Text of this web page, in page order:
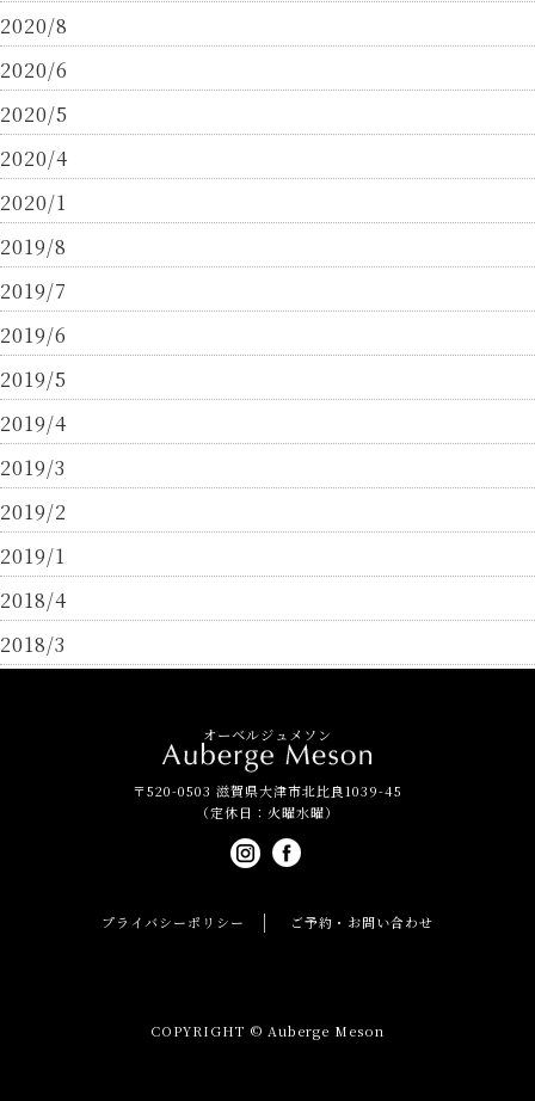
2020/8
2020/6
2020/5
2020/4
2020/1
2019/8
2019/7
2019/6
2019/5
2019/4
2019/3
2019/2
2019/1
2018/4
2018/3
オーベルジュメソン
〒520-0503 滋賀県大津市北比良1039-45
（定休日：火曜水曜）
プライバシーポリシー ご予約・お問い合わせ
COPYRIGHT © Auberge Meson